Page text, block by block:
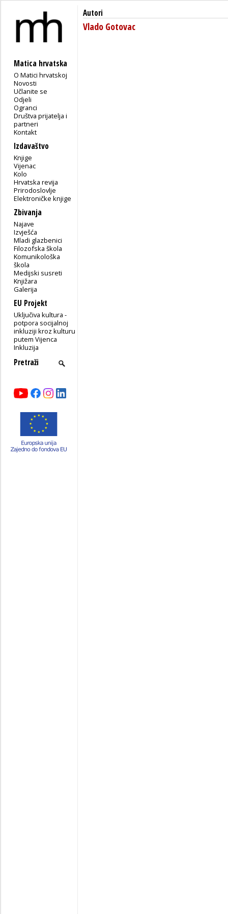
Matica hrvatska
O Matici hrvatskoj
Novosti
Učlanite se
Odjeli
Ogranci
Društva prijatelja i
partneri
Kontakt
Izdavaštvo
Knjige
Vijenac
Kolo
Hrvatska revija
Prirodoslovlje
Elektroničke knjige
Zbivanja
Najave
Izvješća
Mladi glazbenici
Filozofska škola
Komunikološka
škola
Medijski susreti
Knjižara
Galerija
EU Projekt
Uključiva kultura -
potpora socijalnoj
inkluziji kroz kulturu
putem Vijenca
Inkluzija
Autori
Vlado Gotovac